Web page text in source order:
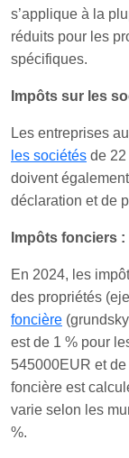
s’applique à la
réduits pour les
spécifiques.
Impôts sur les
Les entreprises
les sociétés de
doivent
déclaration et de
Impôts fonciers :
En 2024, les
des propriétés
foncière
est de 1 % pour
545000EUR et
foncière est
varie selon les
%.